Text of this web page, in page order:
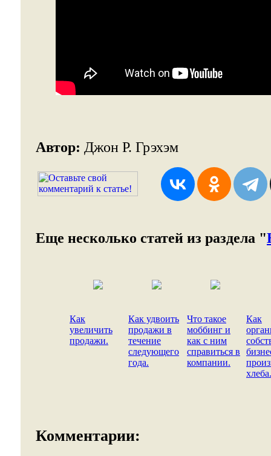
Автор: Джон Р. Грэхэм
Еще несколько статей из раздела "
Как
увеличить
продажи.
Как удвоить
продажи в
течение
следующего
года.
Что такое
моббинг и
как с ним
справиться в
компании.
Как
хлеба.
Комментарии: